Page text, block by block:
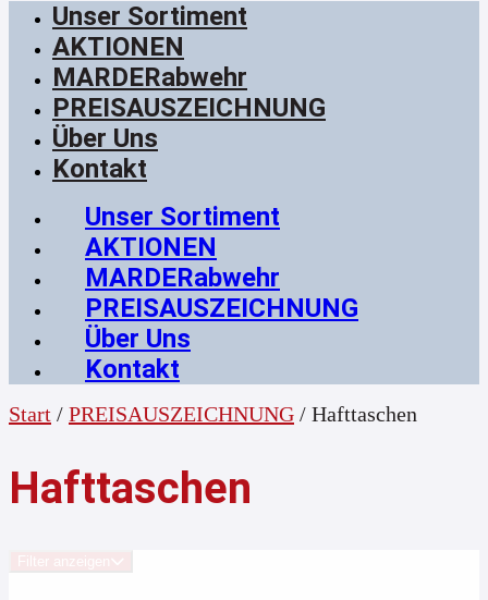
Unser Sortiment
AKTIONEN
MARDERabwehr
PREISAUSZEICHNUNG
Über Uns
Kontakt
Unser Sortiment
AKTIONEN
MARDERabwehr
PREISAUSZEICHNUNG
Über Uns
Kontakt
Start / PREISAUSZEICHNUNG / Hafttaschen
Hafttaschen